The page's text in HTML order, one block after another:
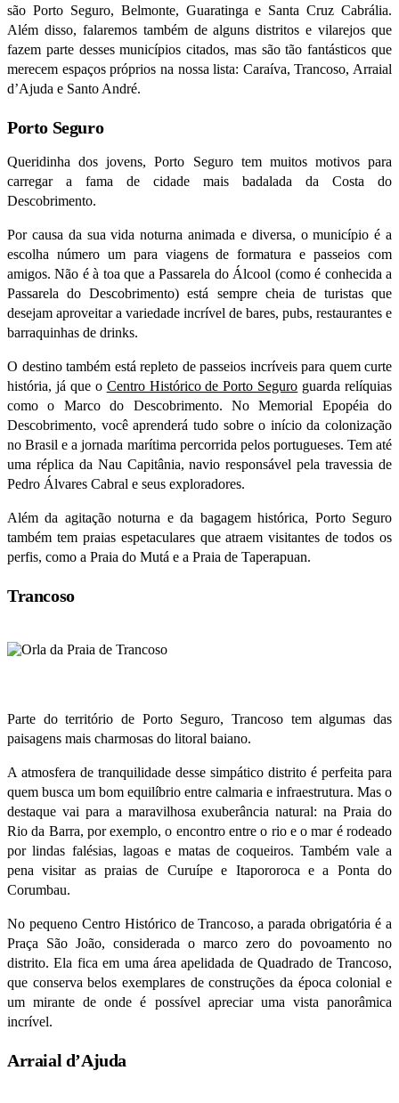
são Porto Seguro, Belmonte, Guaratinga e Santa Cruz Cabrália.
Além disso, falaremos também de alguns distritos e vilarejos que
fazem parte desses municípios citados, mas são tão fantásticos que
merecem espaços próprios na nossa lista: Caraíva, Trancoso, Arraial
d’Ajuda e Santo André.
Porto Seguro
Queridinha dos jovens, Porto Seguro tem muitos motivos para
carregar a fama de cidade mais badalada da Costa do
Descobrimento.
Por causa da sua vida noturna animada e diversa, o município é a
escolha número um para viagens de formatura e passeios com
amigos. Não é à toa que a Passarela do Álcool (como é conhecida a
Passarela do Descobrimento) está sempre cheia de turistas que
desejam aproveitar a variedade incrível de bares, pubs, restaurantes e
barraquinhas de drinks.
O destino também está repleto de passeios incríveis para quem curte
história, já que o Centro Histórico de Porto Seguro guarda relíquias
como o Marco do Descobrimento. No Memorial Epopéia do
Descobrimento, você aprenderá tudo sobre o início da colonização
no Brasil e a jornada marítima percorrida pelos portugueses. Tem até
uma réplica da Nau Capitânia, navio responsável pela travessia de
Pedro Álvares Cabral e seus exploradores.
Além da agitação noturna e da bagagem histórica, Porto Seguro
também tem praias espetaculares que atraem visitantes de todos os
perfis, como a Praia do Mutá e a Praia de Taperapuan.
Trancoso
Parte do território de Porto Seguro, Trancoso tem algumas das
paisagens mais charmosas do litoral baiano.
A atmosfera de tranquilidade desse simpático distrito é perfeita para
quem busca um bom equilíbrio entre calmaria e infraestrutura. Mas o
destaque vai para a maravilhosa exuberância natural: na Praia do
Rio da Barra, por exemplo, o encontro entre o rio e o mar é rodeado
por lindas falésias, lagoas e matas de coqueiros. Também vale a
pena visitar as praias de Curuípe e Itapororoca e a Ponta do
Corumbau.
No pequeno Centro Histórico de Trancoso, a parada obrigatória é a
Praça São João, considerada o marco zero do povoamento no
distrito. Ela fica em uma área apelidada de Quadrado de Trancoso,
que conserva belos exemplares de construções da época colonial e
um mirante de onde é possível apreciar uma vista panorâmica
incrível.
Arraial d’Ajuda